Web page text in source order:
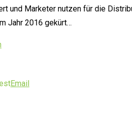
und Marketer nutzen für die
Jahr 2016 gekürt…
Email